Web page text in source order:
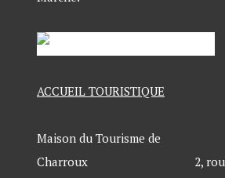
ACCUEIL TOURISTIQUE
Maison du Tourisme de
Charroux 2, route